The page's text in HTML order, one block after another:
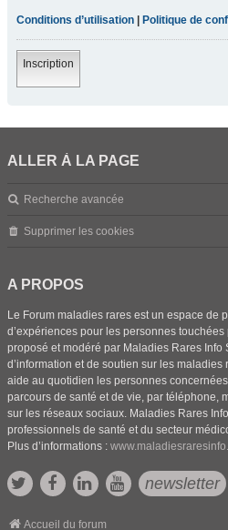
Conditions d’utilisation Politique de
Inscription
ALLER À LA PAGE
Recherche avancée
Supprimer les cookies
A PROPOS
Le Forum maladies rares est un espace de
d’expériences pour les personnes
proposé et modéré par Maladies Rares Info
d’information et de soutien sur les
aide au quotidien les personnes
parcours de santé et de vie, par téléphone,
sur les réseaux sociaux. Maladies Rares
professionnels de santé et du secteur
Plus d’informations :
newsletter
Accueil du forum